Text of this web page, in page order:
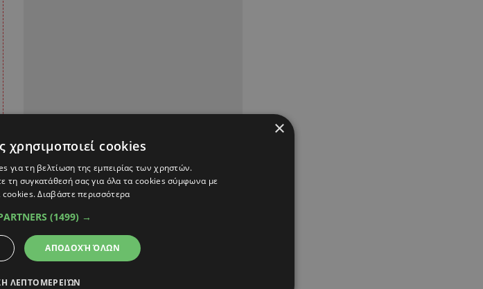
×
χρησιμοποιεί cookies
για τη βελτίωση της εμπειρίας των χρηστών.
τη συγκατάθεσή σας για όλα τα cookies σύμφωνα με
cookies.Διαβάστε περισσότερα
(1499) →
ΑΠΟΔΟΧΉ ΌΛΩΝ
ΛΕΠΤΟΜΕΡΕΙΏΝ